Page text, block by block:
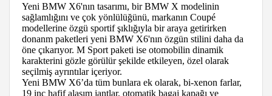
Yeni BMW X6'nın tasarımı, bir BMW X modelinin
sağlamlığını ve çok yönlülüğünü, markanın Coupé
modellerine özgü sportif şıklığıyla bir araya getirirken
donanm paketleri yeni BMW X6'nın özgün stilini daha da
öne çıkarıyor. M Sport paketi ise otomobilin dinamik
karakterini gözle görülür şekilde etkileyen, özel olarak
seçilmiş ayrıntılar içeriyor.
Yeni BMW X6’da tüm bunlara ek olarak, bi-xenon farlar,
19 inç hafif alaşım jantlar, otomatik bagaj kapağı ve